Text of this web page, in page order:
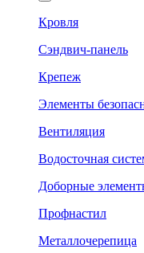
Кровля
Сэндвич-панель
Крепеж
Элементы
Вентиляция
Водосточная
Доборные
Профнастил
Металлочерепица